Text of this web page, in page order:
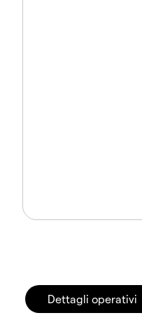
Dettagli operativi